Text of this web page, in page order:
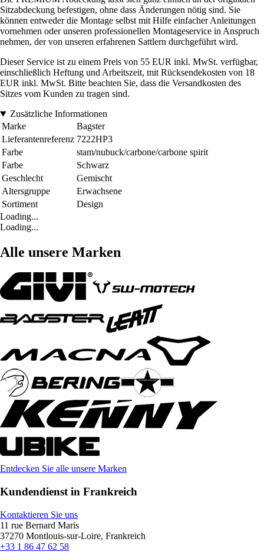
Sitzabdeckung befestigen, ohne dass Änderungen nötig sind. Sie
können entweder die Montage selbst mit Hilfe einfacher Anleitungen
vornehmen oder unseren professionellen Montageservice in Anspruch
nehmen, der von unseren erfahrenen Sattlern durchgeführt wird.
Dieser Service ist zu einem Preis von 55 EUR inkl. MwSt. verfügbar,
einschließlich Heftung und Arbeitszeit, mit Rücksendekosten von 18
EUR inkl. MwSt. Bitte beachten Sie, dass die Versandkosten des
Sitzes vom Kunden zu tragen sind.
Zusätzliche Informationen
Marke
Bagster
Lieferantenreferenz 7222HP3
Farbe
stam/nubuck/carbone/carbone spirit
Farbe
Schwarz
Geschlecht
Gemischt
Altersgruppe
Erwachsene
Sortiment
Design
Loading...
Loading...
Alle unsere Marken
Entdecken Sie alle unsere Marken
Kundendienst in Frankreich
Kontaktieren Sie uns
11 rue Bernard Maris
37270 Montlouis-sur-Loire, Frankreich
+33 1 86 47 62 58